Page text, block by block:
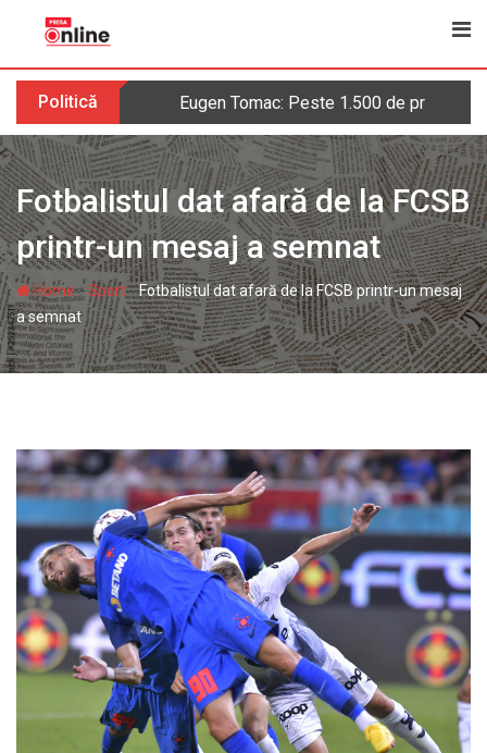
content
Politică Eugen Tomac: Peste 1.500 de primării
Fotbalistul dat afară de la FCSB
printr-un mesaj a semnat
Home-Sport-Fotbalistul dat afară de la FCSB printr-un mesaj
a semnat